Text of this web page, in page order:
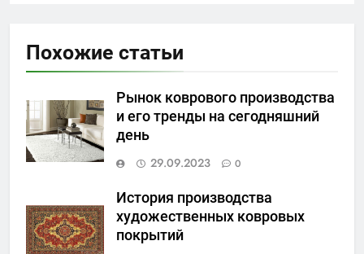
Похожие статьи
Рынок коврового производства
и его тренды на сегодняшний
день
29.09.2023
0
История производства
художественных ковровых
покрытий